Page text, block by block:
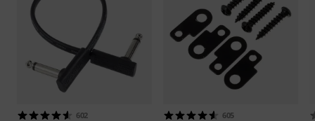
602 605